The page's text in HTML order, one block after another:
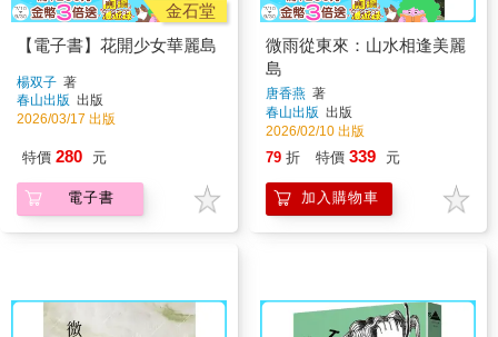
金石堂
【電子書】花開少女華麗島
楊双子 著
春山出版 出版
2026/03/17 出版
特價 280 元
電子書
微雨從東來：山水相逢美麗
島
唐香燕 著
春山出版 出版
2026/02/10 出版
79 折 特價 339 元
加入購物車